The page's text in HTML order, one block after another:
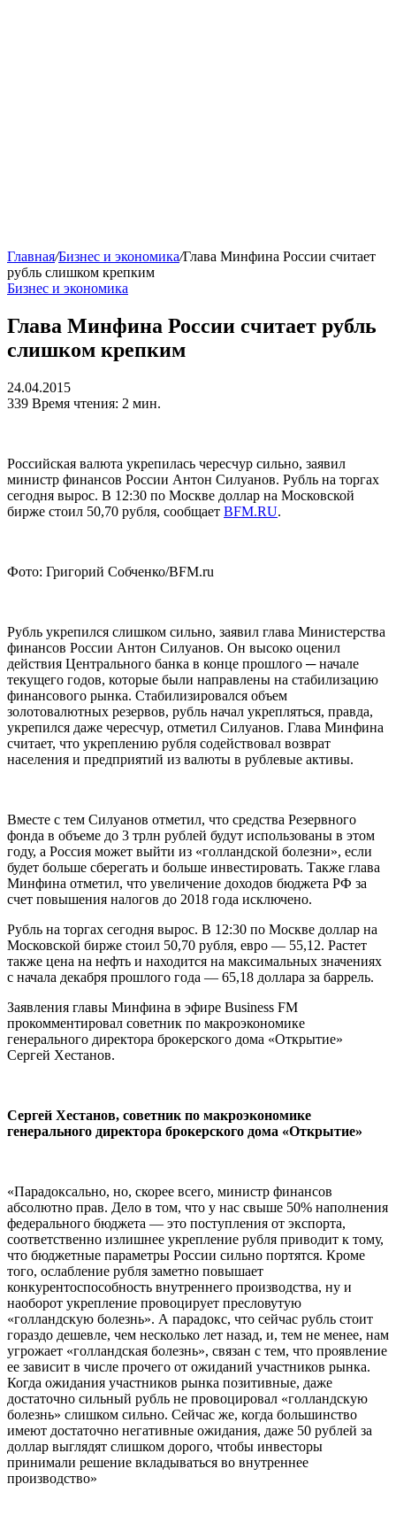
Главная/Бизнес и экономика/Глава Минфина России считает
рубль слишком крепким
Бизнес и экономика
Глава Минфина России считает рубль
слишком крепким
24.04.2015
339 Время чтения: 2 мин.
Российская валюта укрепилась чересчур сильно, заявил
министр финансов России Антон Силуанов. Рубль на торгах
сегодня вырос. В 12:30 по Москве доллар на Московской
бирже стоил 50,70 рубля, сообщает BFM.RU.
Фото: Григорий Собченко/BFM.ru
Рубль укрепился слишком сильно, заявил глава Министерства
финансов России Антон Силуанов. Он высоко оценил
действия Центрального банка в конце прошлого ─ начале
текущего годов, которые были направлены на стабилизацию
финансового рынка. Стабилизировался объем
золотовалютных резервов, рубль начал укрепляться, правда,
укрепился даже чересчур, отметил Силуанов. Глава Минфина
считает, что укреплению рубля содействовал возврат
населения и предприятий из валюты в рублевые активы.
Вместе с тем Силуанов отметил, что средства Резервного
фонда в объеме до 3 трлн рублей будут использованы в этом
году, а Россия может выйти из «голландской болезни», если
будет больше сберегать и больше инвестировать. Также глава
Минфина отметил, что увеличение доходов бюджета РФ за
счет повышения налогов до 2018 года исключено.
Рубль на торгах сегодня вырос. В 12:30 по Москве доллар на
Московской бирже стоил 50,70 рубля, евро — 55,12. Растет
также цена на нефть и находится на максимальных значениях
с начала декабря прошлого года — 65,18 доллара за баррель.
Заявления главы Минфина в эфире Business FM
прокомментировал советник по макроэкономике
генерального директора брокерского дома «Открытие»
Сергей Хестанов.
Сергей Хестанов, советник по макроэкономике
генерального директора брокерского дома «Открытие»
«Парадоксально, но, скорее всего, министр финансов
абсолютно прав. Дело в том, что у нас свыше 50% наполнения
федерального бюджета — это поступления от экспорта,
соответственно излишнее укрепление рубля приводит к тому,
что бюджетные параметры России сильно портятся. Кроме
того, ослабление рубля заметно повышает
конкурентоспособность внутреннего производства, ну и
наоборот укрепление провоцирует пресловутую
«голландскую болезнь». А парадокс, что сейчас рубль стоит
гораздо дешевле, чем несколько лет назад, и, тем не менее, нам
угрожает «голландская болезнь», связан с тем, что проявление
ее зависит в числе прочего от ожиданий участников рынка.
Когда ожидания участников рынка позитивные, даже
достаточно сильный рубль не провоцировал «голландскую
болезнь» слишком сильно. Сейчас же, когда большинство
имеют достаточно негативные ожидания, даже 50 рублей за
доллар выглядят слишком дорого, чтобы инвесторы
принимали решение вкладываться во внутреннее
производство»